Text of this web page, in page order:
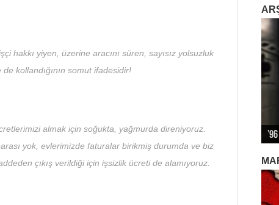
hakkı yiyen, üzerine aracını süren, sayısız yolsuzluk
kollandığının somut ifadesidir!
almak için soğukta, yağmurda direniyoruz.
yok, evlerimizde faturalar birikmiş durumda ve biz
çıkış verildiği için işsizlik ücreti de alamıyoruz.
12